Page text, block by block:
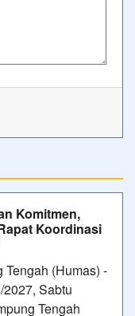
Komitmen,
Koordinasi
Tengah (Humas) -
Sabtu
Tengah